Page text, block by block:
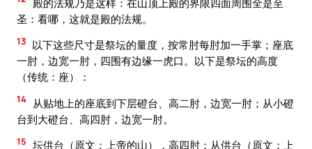
圣：看哪，这就是殿的法规。
13 以下这些尺寸是祭坛的量度，按常肘每肘加一手掌；座底
一肘，边宽一肘，四围有边缘一虎口。以下是祭坛的高度
（传统：座）：
14
从贴地上的座底到下层磴台、高二肘，边宽一肘；从小磴
台到大磴台、高四肘，边宽一肘。
15 坛供台（原文：上帝的山），高四肘；从供台（原文：上